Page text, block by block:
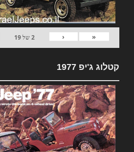
«
‹
2של19
קטלוג ג'יפ 1977